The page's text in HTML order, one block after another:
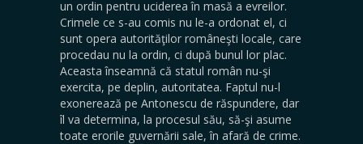
un ordin pentru uciderea în masă a evreilor.
Crimele ce s-au comis nu le-a ordonat el, ci
sunt opera autorităţilor româneşti locale, care
procedau nu la ordin, ci după bunul lor plac.
Aceasta înseamnă că statul român nu-şi
exercita, pe deplin, au­toritatea. Faptul nu-l
exonerează pe Antonescu de răspundere, dar
îl va determina, la procesul său, să-şi asume
toate erorile guvernării sale, în afară de crime.